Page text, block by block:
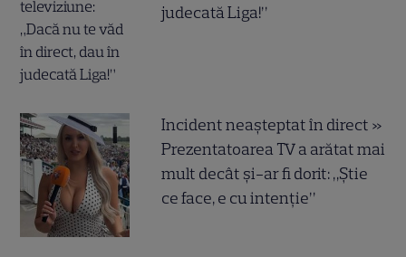
judecată Liga!”
Incident neașteptat în direct »
Prezentatoarea TV a arătat mai
mult decât și-ar fi dorit: „Știe
ce face, e cu intenție”